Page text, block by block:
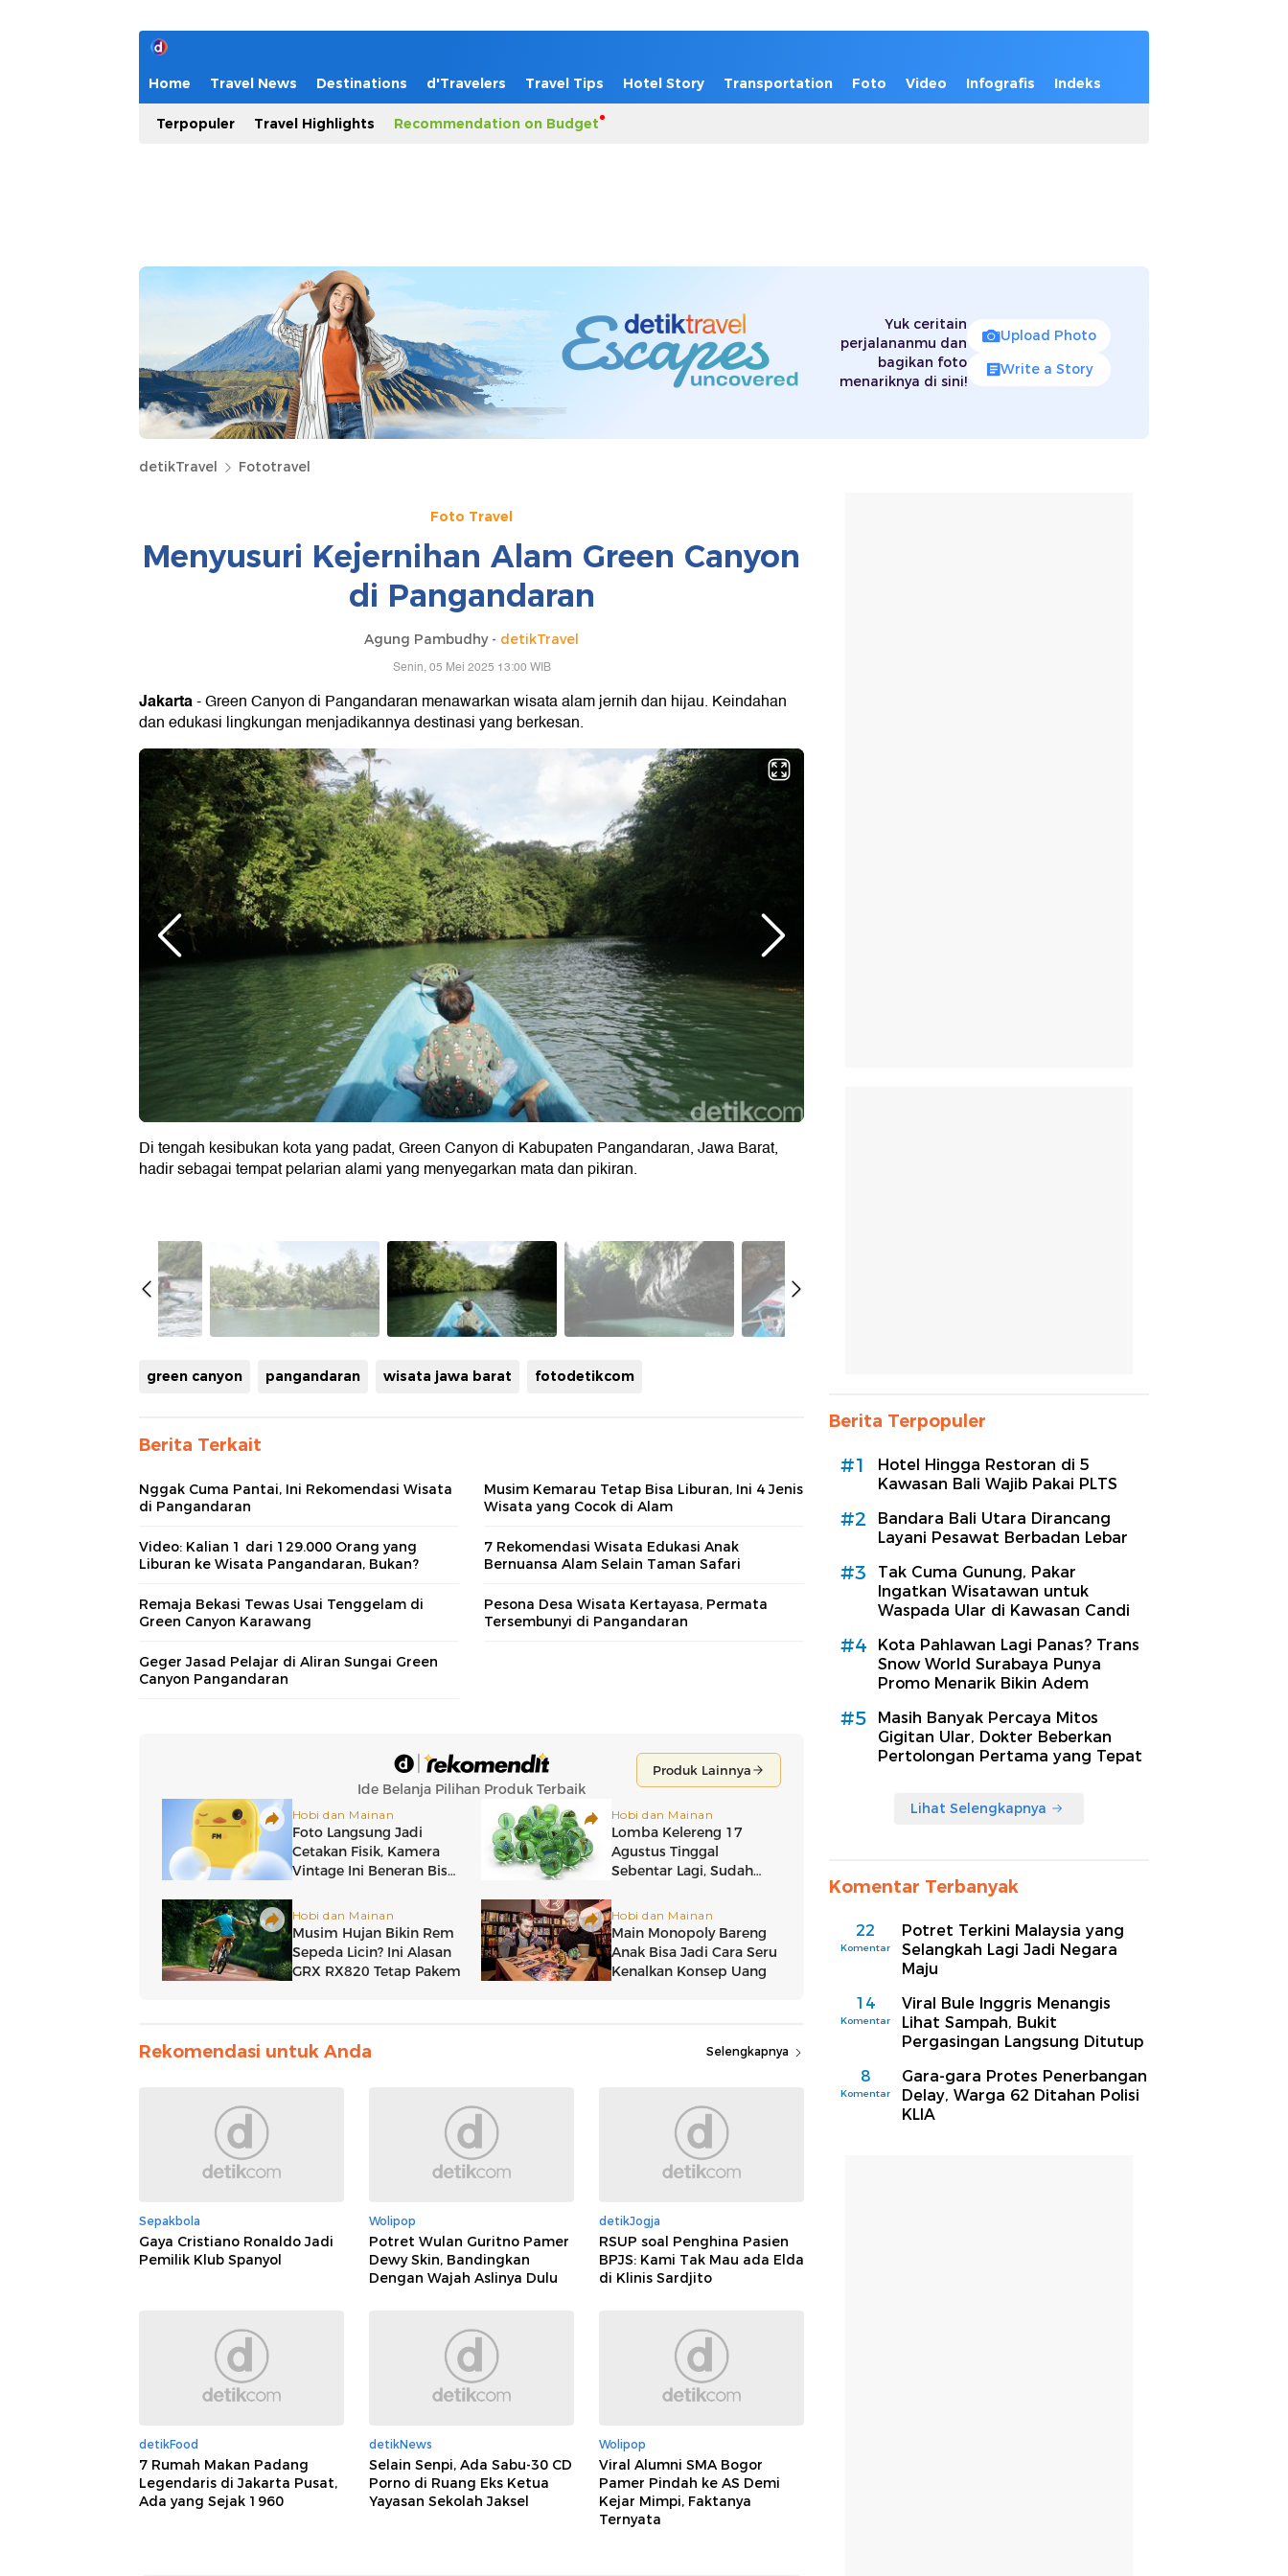
Home Travel News Destinations d'Travelers Travel Tips Hotel Story Transportation Foto Video Infografis Indeks
Terpopuler Travel Highlights Recommendation on Budget
Yuk ceritain
perjalananmu dan
bagikan foto
menariknya di sini!
Upload Photo
Write a Story
detikTravel Fototravel
Foto Travel
Menyusuri Kejernihan Alam Green Canyon
di Pangandaran
Agung Pambudhy - detikTravel
Senin, 05 Mei 2025 13:00 WIB
Jakarta- Green Canyon di Pangandaran menawarkan wisata alam jernih dan hijau. Keindahan
dan edukasi lingkungan menjadikannya destinasi yang berkesan.
Di tengah kesibukan kota yang padat, Green Canyon di Kabupaten Pangandaran, Jawa Barat,
hadir sebagai tempat pelarian alami yang menyegarkan mata dan pikiran.
green canyon pangandaran wisata jawa barat fotodetikcom
Berita Terkait
Nggak Cuma Pantai, Ini Rekomendasi Wisata
di Pangandaran
Musim Kemarau Tetap Bisa Liburan, Ini 4 Jenis
Wisata yang Cocok di Alam
Video: Kalian 1 dari 129.000 Orang yang
Liburan ke Wisata Pangandaran, Bukan?
7 Rekomendasi Wisata Edukasi Anak
Bernuansa Alam Selain Taman Safari
Remaja Bekasi Tewas Usai Tenggelam di
Green Canyon Karawang
Pesona Desa Wisata Kertayasa, Permata
Tersembunyi di Pangandaran
Geger Jasad Pelajar di Aliran Sungai Green
Canyon Pangandaran
Rekomendasi untuk Anda Selengkapnya
Sepakbola
Gaya Cristiano Ronaldo Jadi
Pemilik Klub Spanyol
Wolipop
Potret Wulan Guritno Pamer
Dewy Skin, Bandingkan
Dengan Wajah Aslinya Dulu
detikJogja
RSUP soal Penghina Pasien
BPJS: Kami Tak Mau ada Elda
di Klinis Sardjito
detikFood
7 Rumah Makan Padang
Legendaris di Jakarta Pusat,
Ada yang Sejak 1960
detikNews
Selain Senpi, Ada Sabu-30 CD
Porno di Ruang Eks Ketua
Yayasan Sekolah Jaksel
Wolipop
Viral Alumni SMA Bogor
Pamer Pindah ke AS Demi
Kejar Mimpi, Faktanya
Ternyata
Berita Terpopuler
#1
Hotel Hingga Restoran di 5
Kawasan Bali Wajib Pakai PLTS
#2
Bandara Bali Utara Dirancang
Layani Pesawat Berbadan Lebar
#3
Tak Cuma Gunung, Pakar
Ingatkan Wisatawan untuk
Waspada Ular di Kawasan Candi
#4
Kota Pahlawan Lagi Panas? Trans
Snow World Surabaya Punya
Promo Menarik Bikin Adem
#5
Masih Banyak Percaya Mitos
Gigitan Ular, Dokter Beberkan
Pertolongan Pertama yang Tepat
Lihat Selengkapnya
Komentar Terbanyak
22
Komentar
Potret Terkini Malaysia yang
Selangkah Lagi Jadi Negara
Maju
14
Komentar
Viral Bule Inggris Menangis
Lihat Sampah, Bukit
Pergasingan Langsung Ditutup
8
Komentar
Gara-gara Protes Penerbangan
Delay, Warga 62 Ditahan Polisi
KLIA